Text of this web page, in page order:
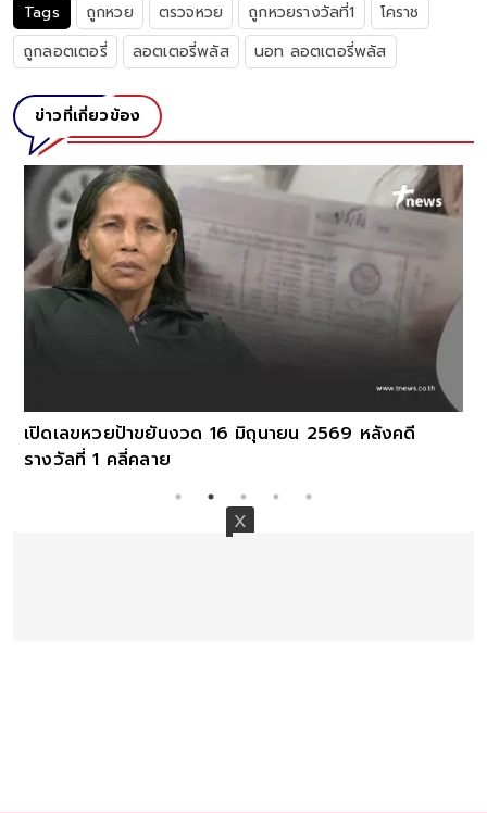
Tags ถูกหวย ตรวจหวย ถูกหวยรางวัลที่1
โคราช
ถูกลอตเตอรี่
ลอตเตอรี่พลัส นอท ลอตเตอรี่พลัส
ข่าวที่เกี่ยวข้อง
เปิดเลขหวยป้าขยันงวด 16 มิถุนายน 2569 หลังคดี
รางวัลที่ 1 คลี่คลาย